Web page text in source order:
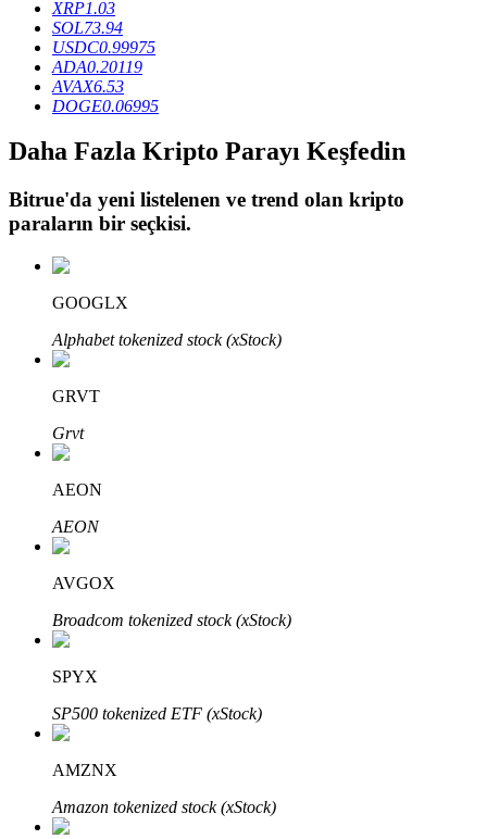
BTR Kilitleme
BTR sahiplerine özel yatırımlar
Kripto destekli borçlanma hizmeti
Otomatik Yatırım
Uzun vadeli kâr ve esnek çıkarlar elde edin
XRP1.03
SOL73.94
USDC0.99975
ADA0.20119
AVAX6.53
DOGE0.06995
Daha Fazla Kripto Parayı Keşfedin
Bitrue'da yeni listelenen ve trend olan kripto
paraların bir seçkisi.
GOOGLX
Alphabet tokenized stock (xStock)
GRVT
Grvt
AEON
AEON
AVGOX
Broadcom tokenized stock (xStock)
SPYX
SP500 tokenized ETF (xStock)
AMZNX
Amazon tokenized stock (xStock)